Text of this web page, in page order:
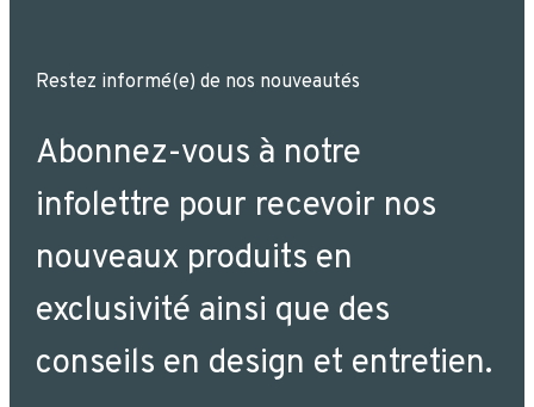
Restez informé(e) de nos nouveautés
Abonnez-vous à notre
infolettre pour recevoir nos
nouveaux produits en
exclusivité ainsi que des
conseils en design et entretien.